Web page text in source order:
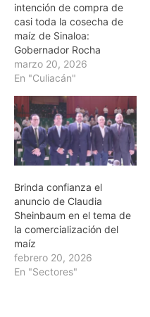
intención de compra de
casi toda la cosecha de
maíz de Sinaloa:
Gobernador Rocha
marzo 20, 2026
En "Culiacán"
Brinda confianza el
anuncio de Claudia
Sheinbaum en el tema de
la comercialización del
maíz
febrero 20, 2026
En "Sectores"